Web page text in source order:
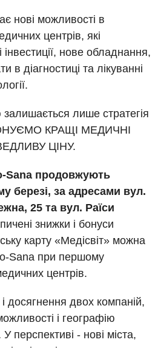
патології та неврології
станів
терапії
нові можливості в
центрів, які
нове обладнання,
в діагностиці та лікуванні
лише стратегія
КРАЩІ МЕДИЧНІ
ЦІНУ.
Sana продовжують
березі, за адресами вул.
25 та вул. Раїси
знижки і бонуси
карту «Медісвіт» можна
Sana при першому
центрів.
досягнення двох компаній,
і географію
перспективі - нові міста,